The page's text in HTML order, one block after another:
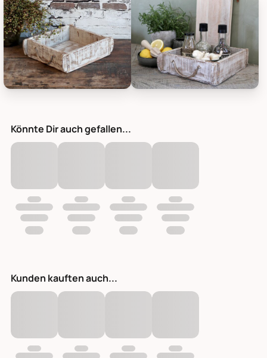
Könnte Dir auch gefallen...
Kunden kauften auch...